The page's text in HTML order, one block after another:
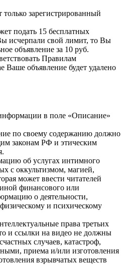
зарегистрированный
подать 15 бесплатных
исчерпали свой лимит, то Вы
объявление за 10 руб.
Правилам
Ваше объявление будет удалено
в поле «Описание»
по своему содержанию должно
законам РФ и этическим
об услугах интимного
с оккультизмом, магией,
может ввести читателей
финансового или
о деятельности,
и психическому
права третьих
и ссылки на видео не должны
случаев, катастроф,
приема и/или изготовления
взрывчатых веществ